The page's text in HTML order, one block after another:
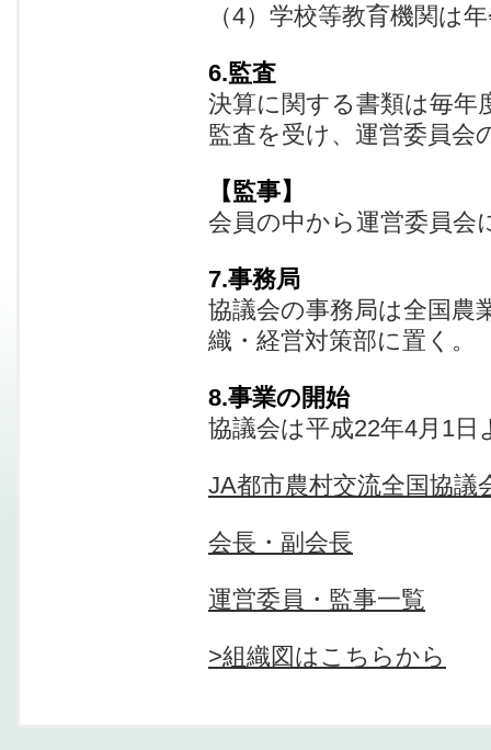
（4）学校等教育機関は
6.監査
決算に関する書類は毎年
監査を受け、運営委員会
【監事】
会員の中から運営委員会
7.事務局
協議会の事務局は全国農
織・経営対策部に置く。
8.事業の開始
協議会は平成22年4月1
JA都市農村交流全国協議
会長・副会長
運営委員・監事一覧
>組織図はこちらから